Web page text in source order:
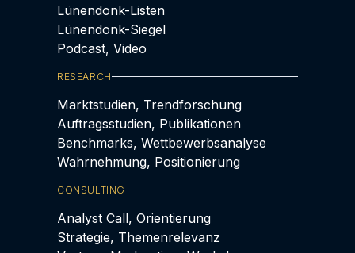
Lünendonk-Listen
Lünendonk-Siegel
Podcast, Video
RESEARCH
Marktstudien, Trendforschung
Auftragsstudien, Publikationen
Benchmarks, Wettbewerbsanalyse
Wahrnehmung, Positionierung
CONSULTING
Analyst Call, Orientierung
Strategie, Themenrelevanz